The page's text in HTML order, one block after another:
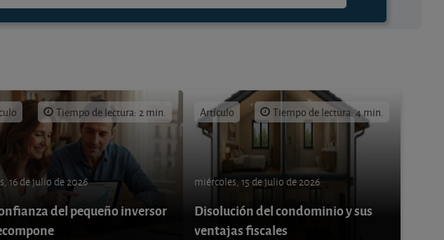
Tiempo de lectura: 2 min.
16 de julio de 2026
del pequeño inversor
Artículo Tiempo de lectura: 4 min.
miércoles, 15 de julio de 2026
Disolución del condominio y sus
ventajas fiscales